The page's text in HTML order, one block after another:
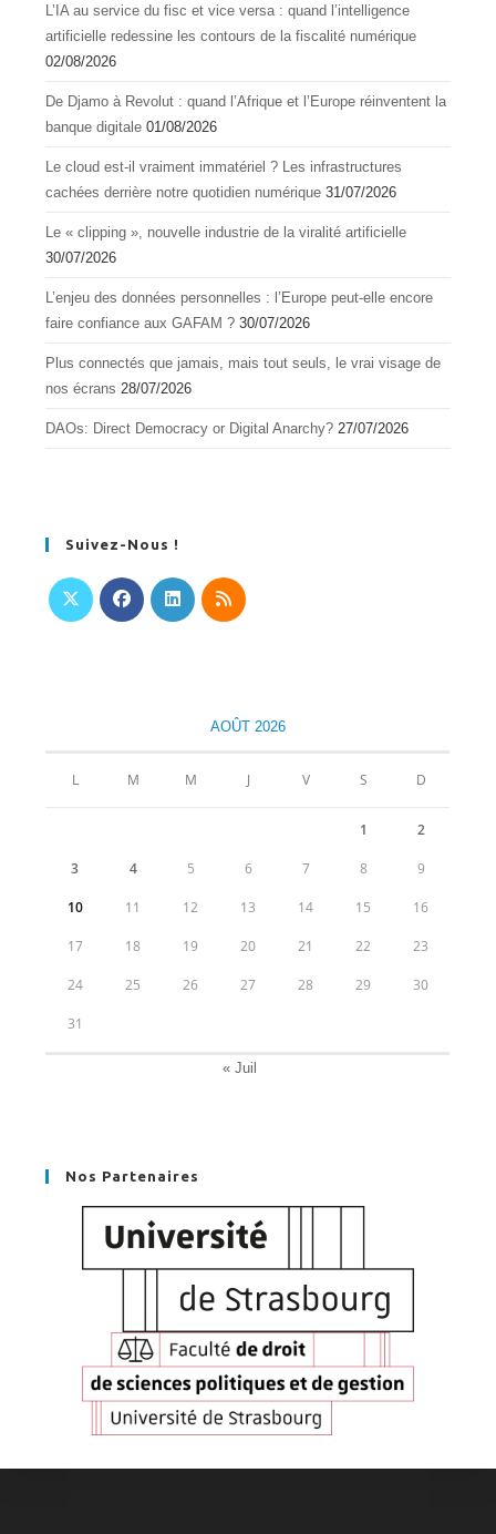
L’IA au service du fisc et vice versa : quand l’intelligence
artificielle redessine les contours de la fiscalité numérique
02/08/2026
De Djamo à Revolut : quand l’Afrique et l’Europe réinventent la
banque digitale 01/08/2026
Le cloud est-il vraiment immatériel ? Les infrastructures
cachées derrière notre quotidien numérique 31/07/2026
Le « clipping », nouvelle industrie de la viralité artificielle
30/07/2026
L’enjeu des données personnelles : l’Europe peut-elle encore
faire confiance aux GAFAM ? 30/07/2026
Plus connectés que jamais, mais tout seuls, le vrai visage de
nos écrans 28/07/2026
DAOs: Direct Democracy or Digital Anarchy? 27/07/2026
Suivez-Nous !
nouvel
AOÛT 2026
L M M J V S D
1 2
3 4 5 6 7 8 9
10 11 12 13 14 15 16
17 18 19 20 21 22 23
24 25 26 27 28 29 30
31
« Juil
Nos Partenaires